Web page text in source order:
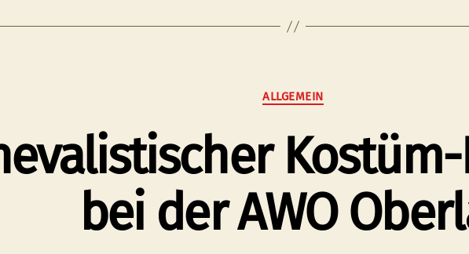
SonntagsCafé
Kategorien
ALLGEMEIN
bei der AWO